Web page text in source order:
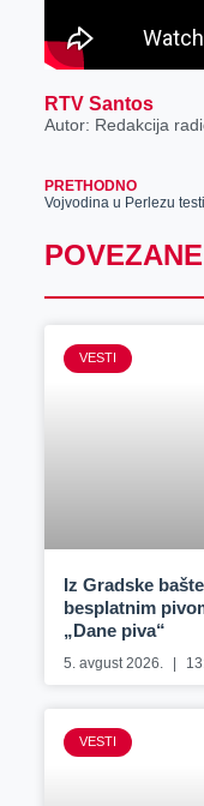
RTV Santos
Autor: Redakcija
PRETHODNO
VESTI
Iz Gradske
besplatnim
„Dane piva“
5. avgust 2026.
VESTI